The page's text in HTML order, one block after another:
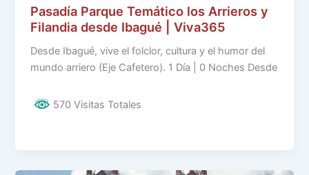
Pasadía Parque Temático los Arrieros y
Filandia desde Ibagué | Viva365
Desde Ibagué, vive el folclor, cultura y el humor del
mundo arriero (Eje Cafetero). 1 Día | 0 Noches Desde
570 Visitas Totales